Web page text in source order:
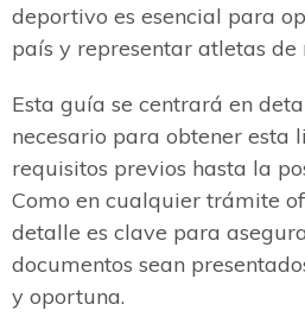
deportivo es esencial para
país y representar atletas
Esta guía se centrará en
necesario para obtener esta
requisitos previos hasta la
Como en cualquier trámite
detalle es clave para
documentos sean
y oportuna.